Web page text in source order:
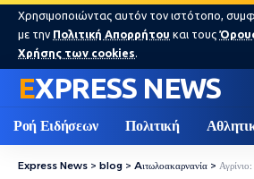
Χρησιμοποιώντας αυτόν τον ιστότοπο,
με την Πολιτική Απορρήτου και τους
Χρήσης των cookies.
EXPRESS NEWS
Ροή Ειδήσεων Πολιτική
Express News > blog > Aιτωλοακαρνανία > Αγρίνιο: